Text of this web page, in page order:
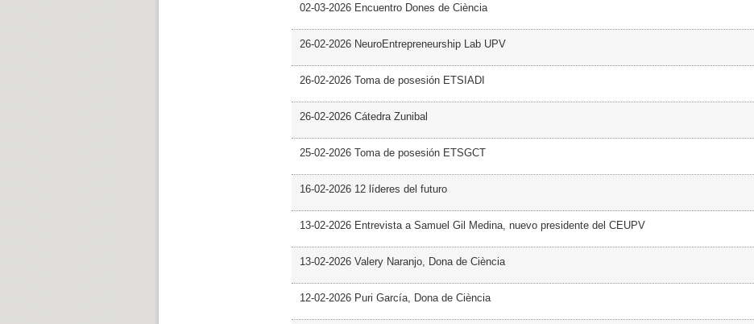
02-03-2026 Encuentro Dones de Ciència
26-02-2026 NeuroEntrepreneurship Lab UPV
26-02-2026 Toma de posesión ETSIADI
26-02-2026 Cátedra Zunibal
25-02-2026 Toma de posesión ETSGCT
16-02-2026 12 líderes del futuro
13-02-2026 Entrevista a Samuel Gil Medina, nuevo presidente del CEUPV
13-02-2026 Valery Naranjo, Dona de Ciència
12-02-2026 Puri García, Dona de Ciència